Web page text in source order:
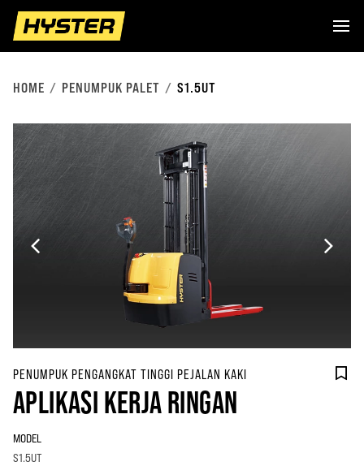
HOME PENUMPUK PALET S1.5UT
PENUMPUK PENGANGKAT TINGGI PEJALAN KAKI
APLIKASI KERJA RINGAN
MODEL
S1.5UT